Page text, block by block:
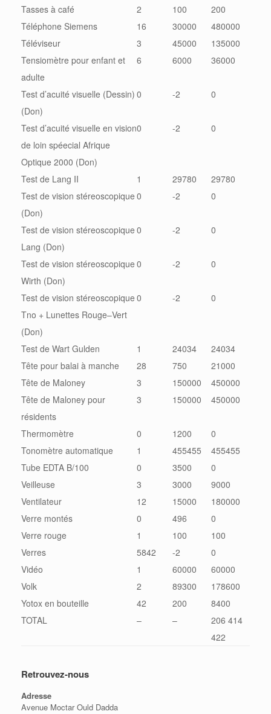
Tasses à café
2 100
200
Téléphone Siemens
16 30000
480000
Téléviseur
3 45000
135000
Tensiomètre pour enfant et
adulte
6 6000 36000
Test d’acuité visuelle (Dessin)
(Don)
0 -2 0
Test d’acuité visuelle en vision
de loin spéecial Afrique
Optique 2000 (Don)
0 -2 0
Test de Lang II 1 29780
29780
Test de vision stéreoscopique
(Don)
0 -2 0
Test de vision stéreoscopique
Lang (Don)
0 -2 0
Test de vision stéreoscopique
Wirth (Don)
0 -2 0
Test de vision stéreoscopique
Tno + Lunettes Rouge–Vert
(Don)
0 -2 0
Test de Wart Gulden 1 24034
24034
Tête pour balai à manche
28 750
21000
Tête de Maloney
3 150000
450000
Tête de Maloney pour
résidents
3 150000 450000
Thermomètre 0 1200
0
Tonomètre automatique
1 455455
455455
Tube EDTA B/100
0 3500
0
Veilleuse
3 3000
9000
Ventilateur
12 15000
180000
Verre montés
0 496
0
Verre rouge
1 100
100
Verres
5842 -2
0
Vidéo
1 60000
60000
Volk
2 89300
178600
Yotox en bouteille
42 200
8400
TOTAL
– –
206 414
422
Retrouvez-nous
Adresse
Avenue Moctar Ould Dadda